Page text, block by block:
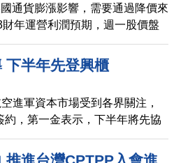
通貨膨漲影響，需要通過降價來
年運營利潤預期，週一股價盤
受此消息拖累，其他零售商盤
標百貨（Target）跌超5%，亞
3%。
下半年先登興櫃
進軍資本市場受到各界關注，
，第一金表示，下半年將先協
本最大的興櫃公司。